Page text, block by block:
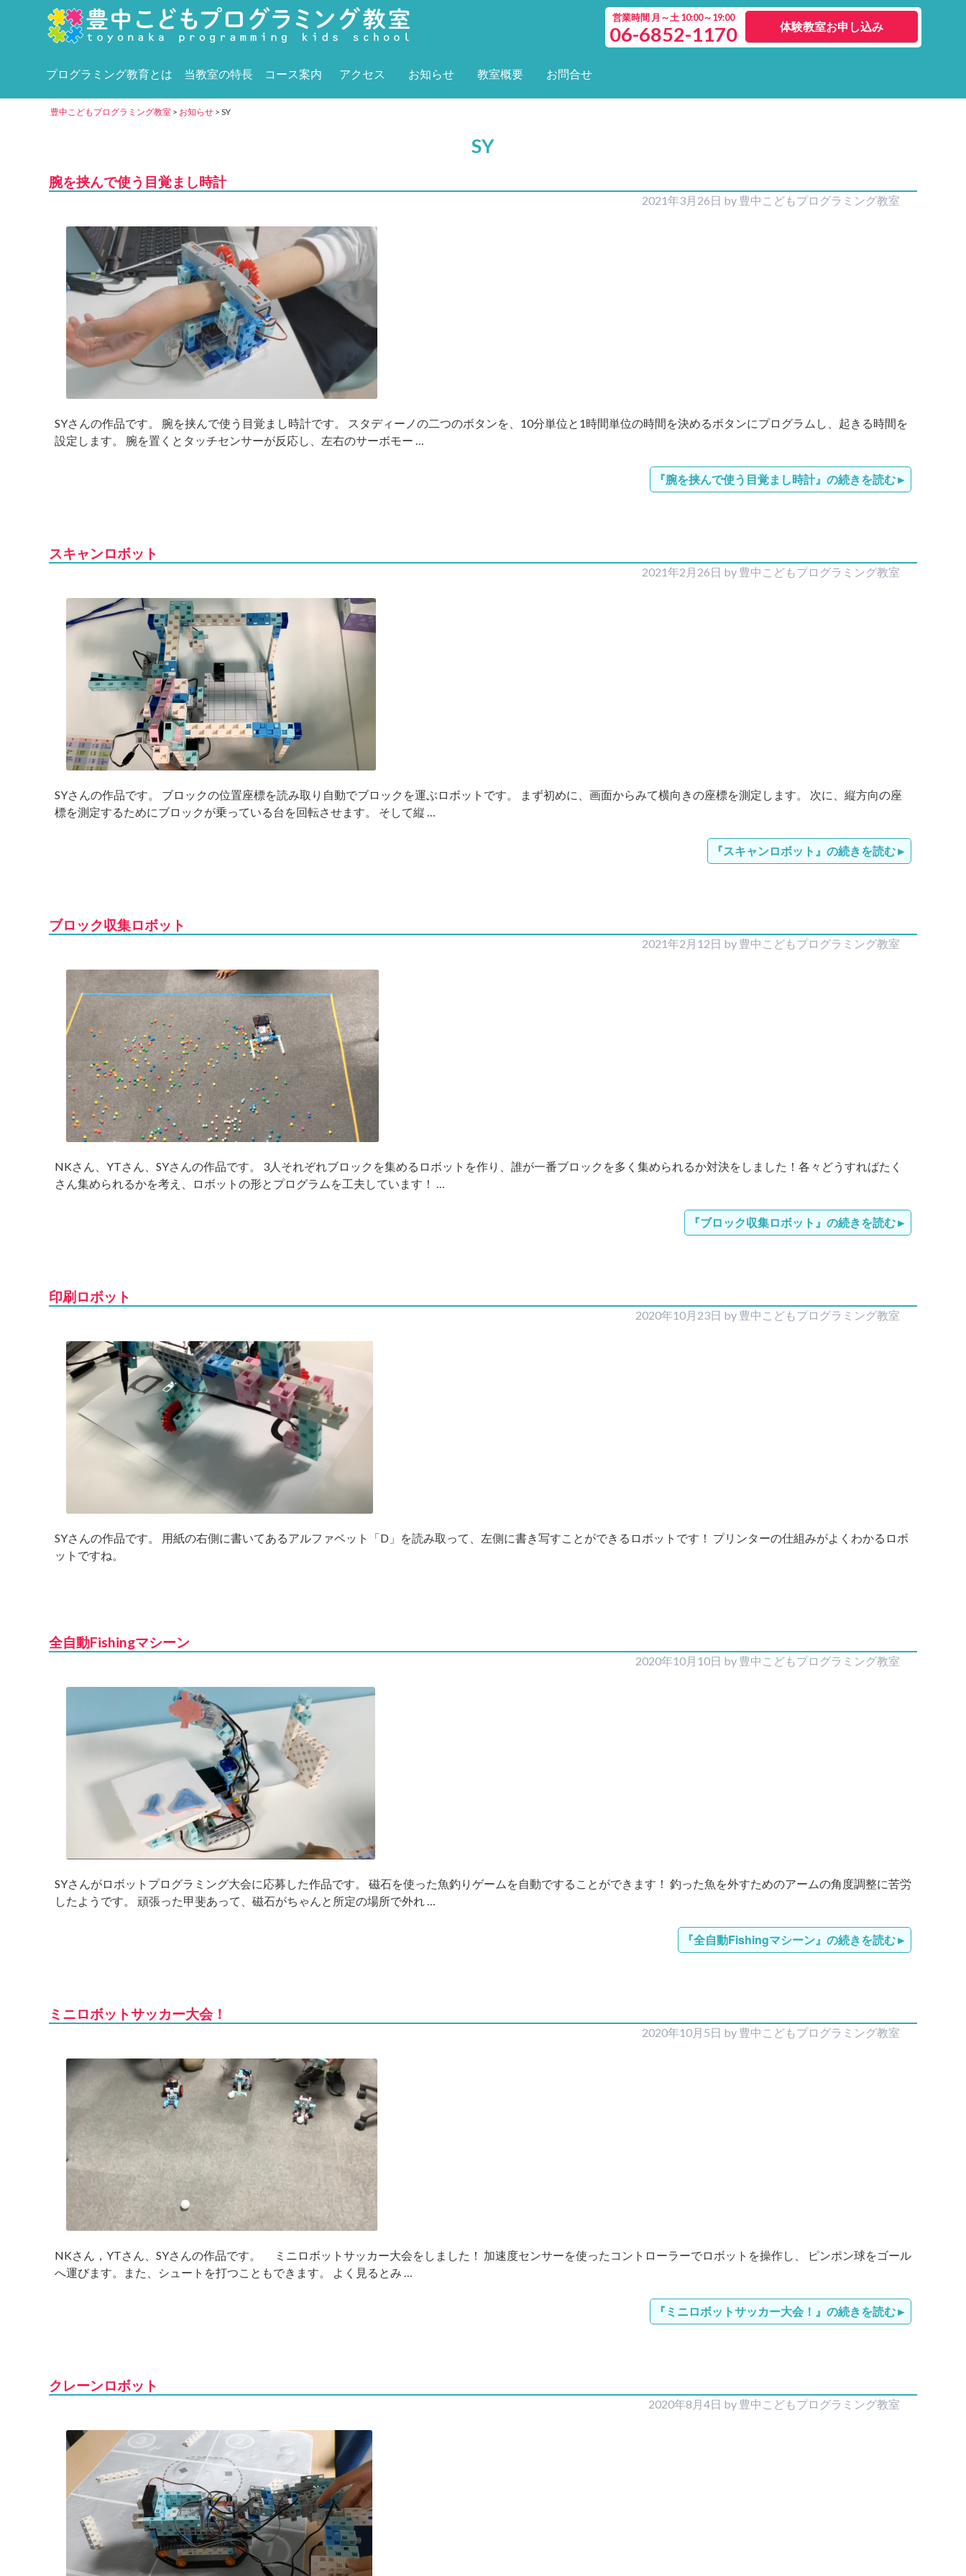
営業時間 月～土 10:00～19:00
06-6852-1170 体験教室お申し込み
プログラミング教育とは 当教室の特長 コース案内 アクセス お知らせ 教室概要 お問合せ
豊中こどもプログラミング教室 > お知らせ > SY
SY
腕を挟んで使う目覚まし時計
2021年3月26日 by 豊中こどもプログラミング教室
SYさんの作品です。 腕を挟んで使う目覚まし時計です。 スタディーノの二つのボタンを、10分単位と1時間単位の時間を決めるボタンにプログラムし、起きる時間を
設定します。 腕を置くとタッチセンサーが反応し、左右のサーボモー …
『腕を挟んで使う目覚まし時計』の続きを読む
スキャンロボット
2021年2月26日 by 豊中こどもプログラミング教室
SYさんの作品です。 ブロックの位置座標を読み取り自動でブロックを運ぶロボットです。 まず初めに、画面からみて横向きの座標を測定します。 次に、縦方向の座
標を測定するためにブロックが乗っている台を回転させます。 そして縦 …
『スキャンロボット』の続きを読む
ブロック収集ロボット
2021年2月12日 by 豊中こどもプログラミング教室
NKさん、YTさん、SYさんの作品です。 3人それぞれブロックを集めるロボットを作り、誰が一番ブロックを多く集められるか対決をしました！各々どうすればたく
さん集められるかを考え、ロボットの形とプログラムを工夫しています！ …
『ブロック収集ロボット』の続きを読む
印刷ロボット
2020年10月23日 by 豊中こどもプログラミング教室
SYさんの作品です。 用紙の右側に書いてあるアルファベット「D」を読み取って、左側に書き写すことができるロボットです！ プリンターの仕組みがよくわかるロボ
ットですね。
全自動Fishingマシーン
2020年10月10日 by 豊中こどもプログラミング教室
SYさんがロボットプログラミング大会に応募した作品です。 磁石を使った魚釣りゲームを自動ですることができます！ 釣った魚を外すためのアームの角度調整に苦労
したようです。 頑張った甲斐あって、磁石がちゃんと所定の場所で外れ …
『全自動Fishingマシーン』の続きを読む
ミニロボットサッカー大会！
2020年10月5日 by 豊中こどもプログラミング教室
NKさん，YTさん、SYさんの作品です。 ミニロボットサッカー大会をしました！ 加速度センサーを使ったコントローラーでロボットを操作し、 ピンポン球をゴール
へ運びます。また、シュートを打つこともできます。 よく見るとみ …
『ミニロボットサッカー大会！』の続きを読む
クレーンロボット
2020年8月4日 by 豊中こどもプログラミング教室